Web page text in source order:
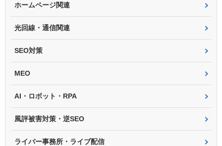
ホームページ関連
光回線・通信関連
SEO対策
MEO
AI・ロボット・RPA
風評被害対策・逆SEO
ライバー事務所・ライブ配信